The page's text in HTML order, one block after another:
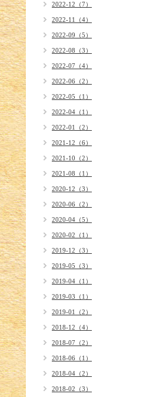
2022-12（7）
2022-11（4）
2022-09（5）
2022-08（3）
2022-07（4）
2022-06（2）
2022-05（1）
2022-04（1）
2022-01（2）
2021-12（6）
2021-10（2）
2021-08（1）
2020-12（3）
2020-06（2）
2020-04（5）
2020-02（1）
2019-12（3）
2019-05（3）
2019-04（1）
2019-03（1）
2019-01（2）
2018-12（4）
2018-07（2）
2018-06（1）
2018-04（2）
2018-02（3）